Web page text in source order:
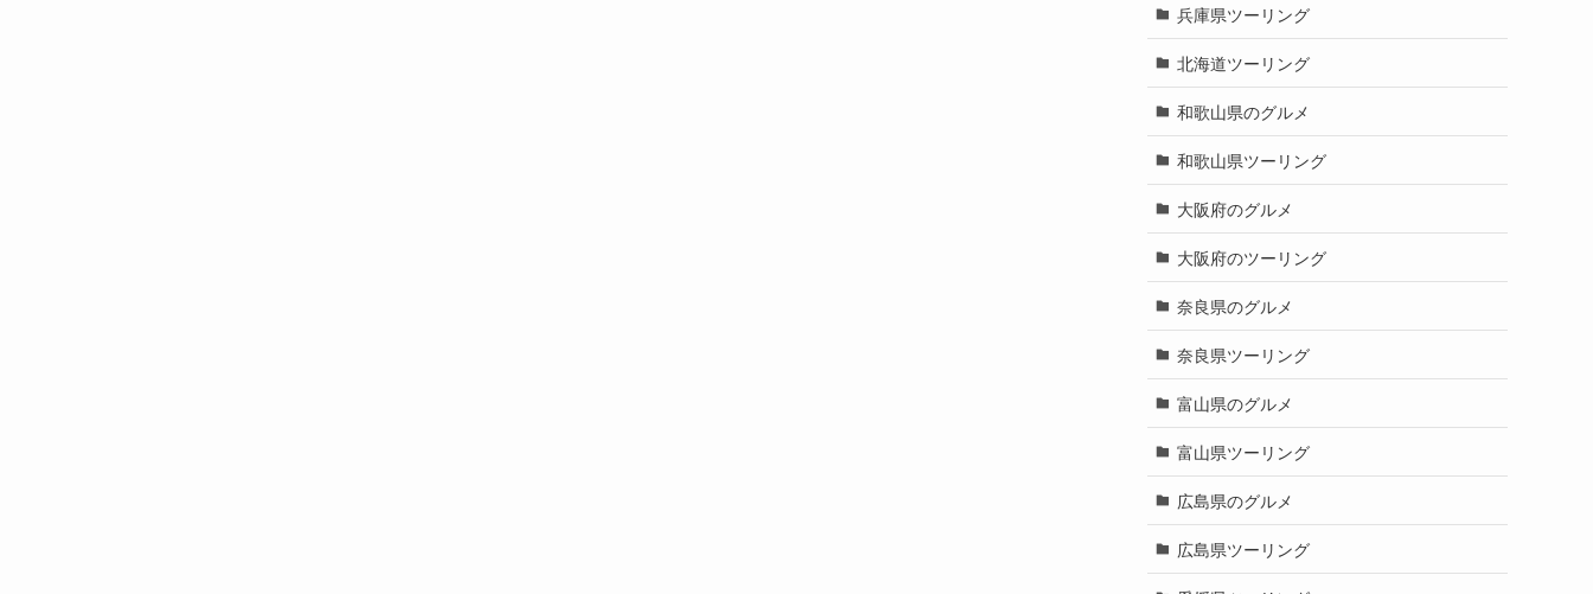
兵庫県ツーリング
北海道ツーリング
和歌山県のグルメ
和歌山県ツーリング
大阪府のグルメ
大阪府のツーリング
奈良県のグルメ
奈良県ツーリング
富山県のグルメ
富山県ツーリング
広島県のグルメ
広島県ツーリング